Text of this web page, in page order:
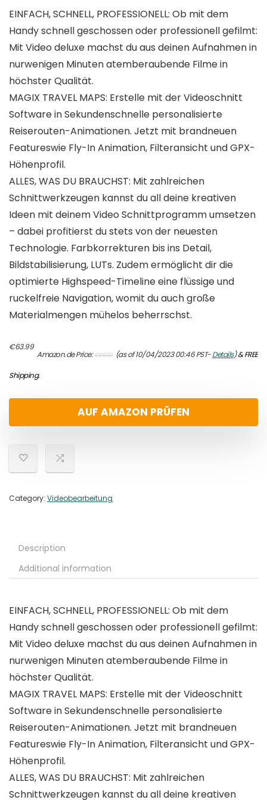
EINFACH, SCHNELL, PROFESSIONELL: Ob mit dem
Handy schnell geschossen oder professionell gefilmt:
Mit Video deluxe machst du aus deinen Aufnahmen in
nurwenigen Minuten atemberaubende Filme in
höchster Qualität.
MAGIX TRAVEL MAPS: Erstelle mit der Videoschnitt
Software in Sekundenschnelle personalisierte
Reiserouten-Animationen. Jetzt mit brandneuen
Featureswie Fly-In Animation, Filteransicht und GPX-
Höhenprofil.
ALLES, WAS DU BRAUCHST: Mit zahlreichen
Schnittwerkzeugen kannst du all deine kreativen
Ideen mit deinem Video Schnittprogramm umsetzen
– dabei profitierst du stets von der neuesten
Technologie. Farbkorrekturen bis ins Detail,
Bildstabilisierung, LUTs. Zudem ermöglicht dir die
optimierte Highspeed-Timeline eine flüssige und
ruckelfreie Navigation, womit du auch große
Materialmengen mühelos beherrschst.
Amazon.de Price:€69.99 price
€63.99
price
(as of 10/04/2023 00:46 PST-Details)&FREE
Shipping.
AUF AMAZON PRÜFEN
Category: Videobearbeitung
Description
Additional information
EINFACH, SCHNELL, PROFESSIONELL: Ob mit dem
Handy schnell geschossen oder professionell gefilmt:
Mit Video deluxe machst du aus deinen Aufnahmen in
nurwenigen Minuten atemberaubende Filme in
höchster Qualität.
MAGIX TRAVEL MAPS: Erstelle mit der Videoschnitt
Software in Sekundenschnelle personalisierte
Reiserouten-Animationen. Jetzt mit brandneuen
Featureswie Fly-In Animation, Filteransicht und GPX-
Höhenprofil.
ALLES, WAS DU BRAUCHST: Mit zahlreichen
Schnittwerkzeugen kannst du all deine kreativen